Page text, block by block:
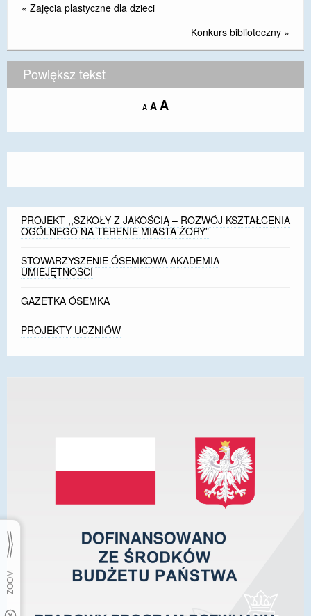
RODO
STANDARDY OCHRONY MAŁOLETNICH
PROJEKT ,,SZKOŁY Z JAKOŚCIĄ – ROZWÓJ
KSZTAŁCENIA OGÓLNEGO NA TERENIE MIASTA
REKRUTACJA 2026/2027
« Zajęcia plastyczne dla dzieci
Konkurs biblioteczny »
Powiększ tekst
A Decrease
size.
A Reset
size.
AIncrease
size.
PROJEKT ,,SZKOŁY Z JAKOŚCIĄ – ROZWÓJ KSZTAŁCENIA
OGÓLNEGO NA TERENIE MIASTA ŻORY”
STOWARZYSZENIE ÓSEMKOWA AKADEMIA
UMIEJĘTNOŚCI
GAZETKA ÓSEMKA
PROJEKTY UCZNIÓW